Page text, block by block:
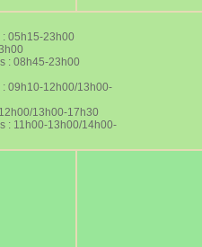
05h15-23h00
: 08h45-23h00
09h10-12h00/13h00-
13h00-17h30
: 11h00-13h00/14h00-